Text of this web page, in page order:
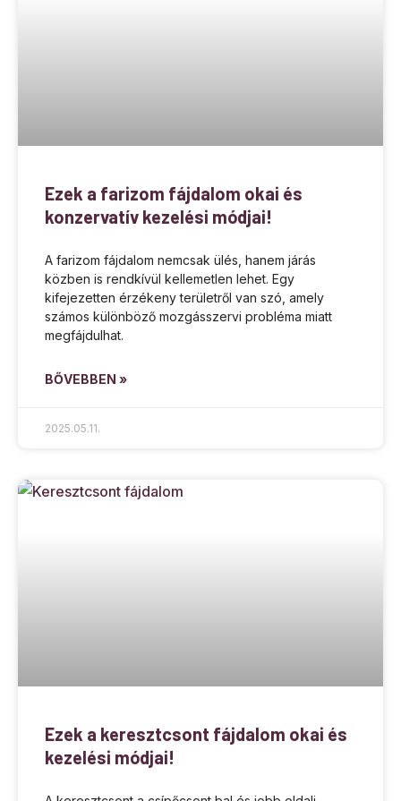
Ezek a farizom fájdalom okai és
konzervatív kezelési módjai!
A farizom fájdalom nemcsak ülés, hanem járás
közben is rendkívül kellemetlen lehet. Egy
kifejezetten érzékeny területről van szó, amely
számos különböző mozgásszervi probléma miatt
megfájdulhat.
BŐVEBBEN »
2025.05.11.
Ezek a keresztcsont fájdalom okai és
kezelési módjai!